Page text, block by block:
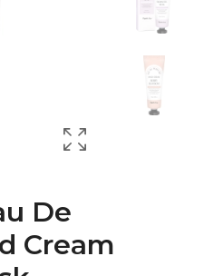
De
Cream